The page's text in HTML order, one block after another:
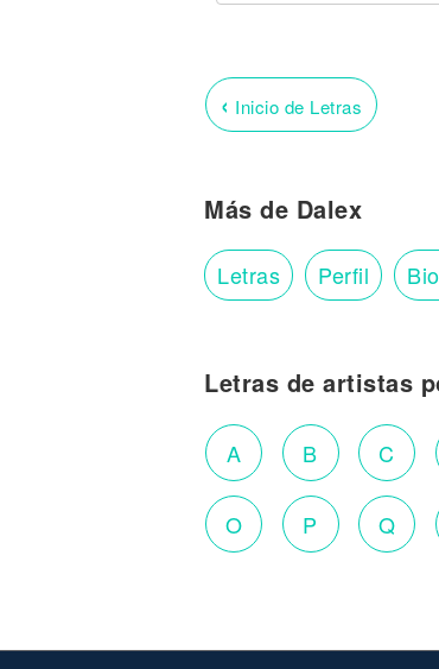
‹ Inicio de Letras
Más de Dalex
Letras Perfil
Letras de artistas
A B C
O P Q